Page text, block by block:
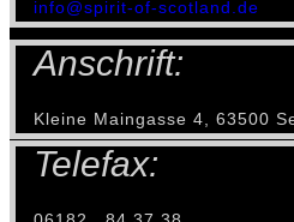
info@spirit-of-scotland.de
Anschrift:
Kleine Maingasse 4, 63500
Telefax: